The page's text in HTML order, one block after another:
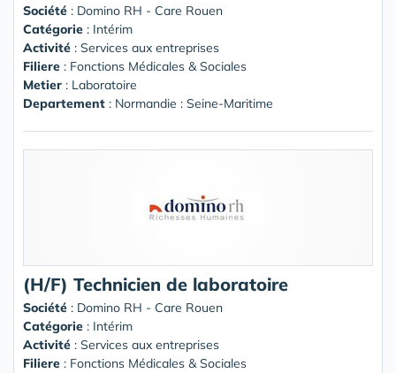
Société : Domino RH - Care Rouen
Catégorie : Intérim
Activité : Services aux entreprises
Filiere : Fonctions Médicales & Sociales
Metier : Laboratoire
Departement : Normandie : Seine-Maritime
(H/F) Technicien de laboratoire
Société : Domino RH - Care Rouen
Catégorie : Intérim
Activité : Services aux entreprises
Filiere : Fonctions Médicales & Sociales